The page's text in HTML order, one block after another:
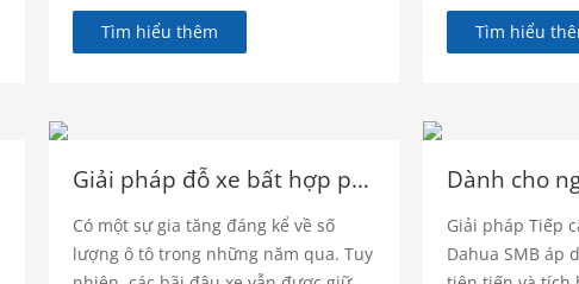
nghiệp, dân dụng và khu dân cư
đang gia tăng nhu cầu về các kỹ thuật
Tìm hiểu thêm
Tìm hiểu
Giải pháp đỗ xe bất hợp pháp để ngăn chặn làn đường cứu hỏa
Có một sự gia tăng đáng kể về số
lượng ô tô trong những năm qua. Tuy
Dành cho
Giải pháp Tiếp
Dahua SMB áp